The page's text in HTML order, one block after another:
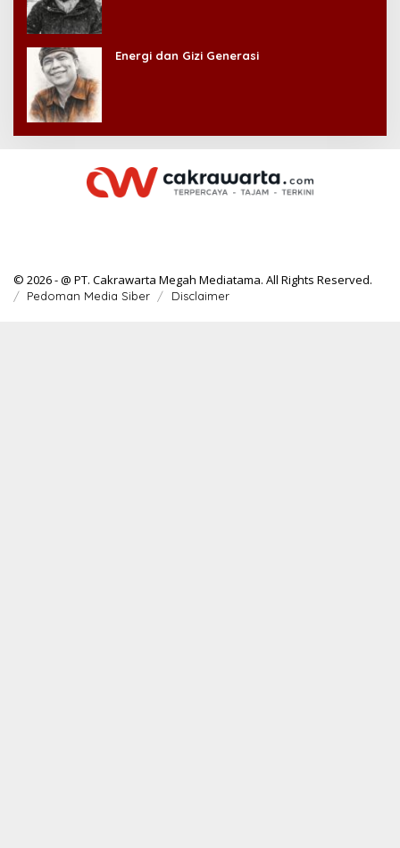
Energi dan Gizi Generasi
© 2026 - @ PT. Cakrawarta Megah Mediatama. All Rights Reserved.
Pedoman Media Siber Disclaimer